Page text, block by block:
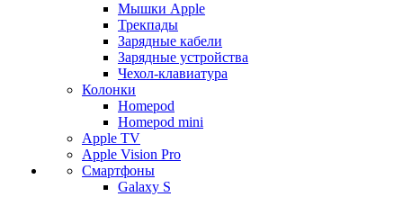
Мышки Apple
Трекпады
Зарядные кабели
Зарядные устройства
Чехол-клавиатура
Колонки
Homepod
Homepod mini
Apple TV
Apple Vision Pro
Смартфоны
Galaxy S